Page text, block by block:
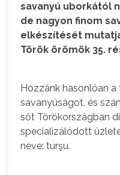
savanyú uborkától
de nagyon finom
elkészítését
Török örömök 35.
Hozzánk hasonlóan
savanyúságot, és
sőt Törökországban
specializálódott
neve: turşu.